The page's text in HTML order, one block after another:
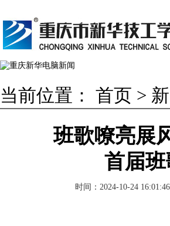
当前位置： 首页 >
班歌嘹亮展
首届
时间：2024-10-24 16:01:46